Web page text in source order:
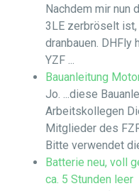
Nachdem mir nun
3LE zerbröselt
dranbauen. DHFly
YZF ...
Bauanleitung
Jo. ...diese
Arbeitskollegen
Mitglieder des
Bitte verwendet
Batterie neu, voll
ca. 5 Stunden leer